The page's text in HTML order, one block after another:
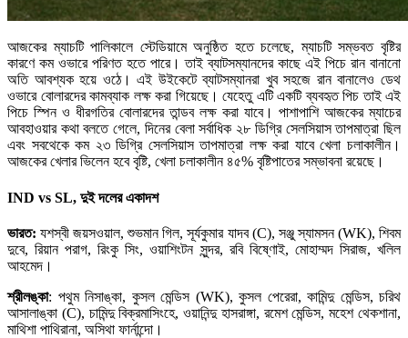
আজকের ম্যাচটি পালিকালে স্টেডিয়ামে অনুষ্ঠিত হতে চলেছে, ম্যাচটি সম্ভবত বৃষ্টির
কারণে কম ওভারে পরিণত হতে পারে। তাই ব্যাটসম্যানদের কাছে এই পিচে রান বানানো
অতি আবশ্যক হয়ে ওঠে। এই উইকেটে ব্যাটসম্যানরা খুব সহজে রান বানালেও ডেথ
ওভারে বোলারদের কামব্যাক লক্ষ করা গিয়েছে। যেহেতু এটি একটি ব্যবহৃত পিচ তাই এই
পিচে স্পিন ও ধীরগতির বোলারদের তান্ডব লক্ষ করা যাবে। পাশাপাশি আজকের ম্যাচের
আবহাওয়ার কথা বলতে গেলে, দিনের বেলা সর্বাধিক ২৮ ডিগ্রি সেলসিয়াস তাপমাত্রা ছিল
এবং সবথেকে কম ২৩ ডিগ্রি সেলসিয়াস তাপমাত্রা লক্ষ করা যাবে খেলা চলাকালীন।
আজকের খেলার ভিলেন হবে বৃষ্টি, খেলা চলাকালীন ৪৫% বৃষ্টিপাতের সম্ভাবনা রয়েছে।
IND vs SL, দুই দলের একাদশ
ভারত: যশস্বী জয়সওয়াল, শুভমান গিল, সূর্যকুমার যাদব (C), সঞ্জু স্যামসন (WK), শিবম
দুবে, রিয়ান পরাগ, রিংকু সিং, ওয়াশিংটন সুন্দর, রবি বিষ্ণোই, মোহাম্মদ সিরাজ, খলিল
আহমেদ।
শ্রীলঙ্কা: পথুম নিসাঙ্কা, কুসল মেন্ডিস (WK), কুসল পেরেরা, কামিন্দু মেন্ডিস, চরিথ
আসালাঙ্কা (C), চামিন্দু বিক্রমাসিংহে, ওয়ানিন্দু হাসরাঙ্গা, রমেশ মেন্ডিস, মহেশ থেকশানা,
মাথিশা পাথিরানা, অসিথা ফার্নান্দো।